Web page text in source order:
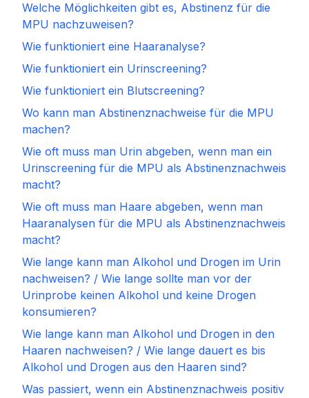
Welche Möglichkeiten gibt es, Abstinenz für die
MPU nachzuweisen?
Wie funktioniert eine Haaranalyse?
Wie funktioniert ein Urinscreening?
Wie funktioniert ein Blutscreening?
Wo kann man Abstinenznachweise für die MPU
machen?
Wie oft muss man Urin abgeben, wenn man ein
Urinscreening für die MPU als Abstinenznachweis
macht?
Wie oft muss man Haare abgeben, wenn man
Haaranalysen für die MPU als Abstinenznachweis
macht?
Wie lange kann man Alkohol und Drogen im Urin
nachweisen? / Wie lange sollte man vor der
Urinprobe keinen Alkohol und keine Drogen
konsumieren?
Wie lange kann man Alkohol und Drogen in den
Haaren nachweisen? / Wie lange dauert es bis
Alkohol und Drogen aus den Haaren sind?
Was passiert, wenn ein Abstinenznachweis positiv